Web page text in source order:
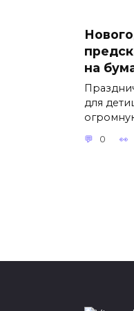
на
для
0
(Ира,